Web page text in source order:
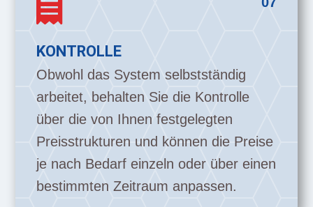

KONTROLLE
Obwohl das System selbstständig
arbeitet, behalten Sie die Kontrolle
über die von Ihnen festgelegten
Preisstrukturen und können die Preise
je nach Bedarf einzeln oder über einen
bestimmten Zeitraum anpassen.